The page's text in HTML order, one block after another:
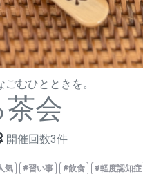
会
むひとときを。
開催回数3件
気 #習い事 #飲食 #軽度認知症